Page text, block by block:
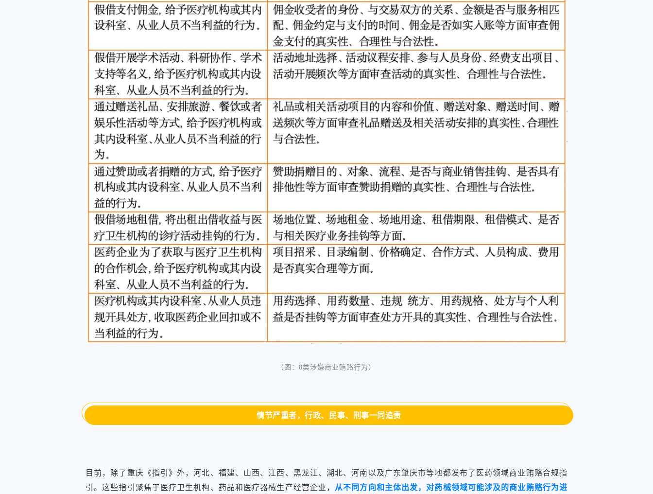
（图：8类涉嫌商业贿赂行为）
情节严重者，行政、民事、刑事一同追责
目前，除了重庆《指引》外，河北、福建、山西、江西、黑龙江、湖北、河南以及广东肇庆市等地都发布了医药领域商业贿赂合规指
引。这些指引聚焦于医疗卫生机构、药品和医疗器械生产经营企业， 从不同方向和主体出发，对药械领域可能涉及的商业贿赂行为进